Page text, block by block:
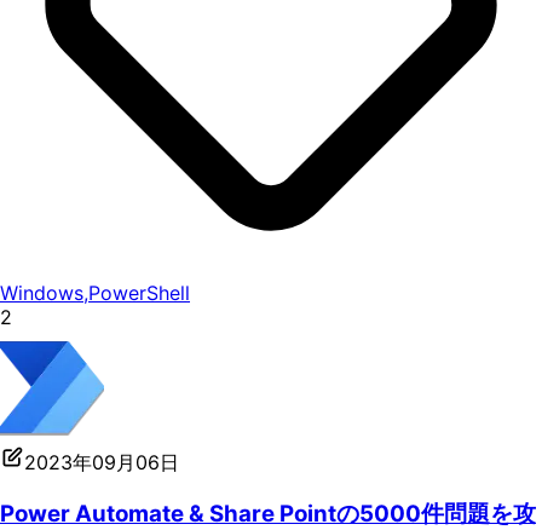
Windows,PowerShell
2
2023年09月06日
Power Automate & Share Pointの5000件問題を攻